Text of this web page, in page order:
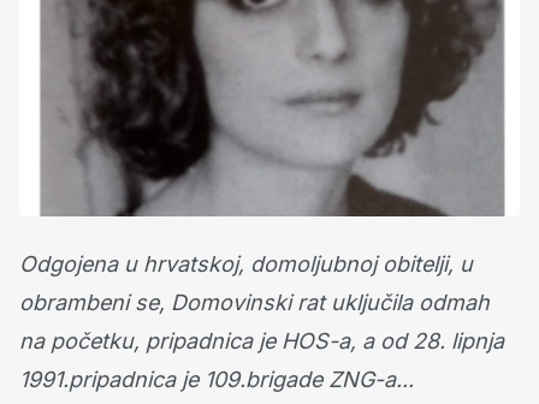
Odgojena u hrvatskoj, domoljubnoj obitelji, u
obrambeni se, Domovinski rat uključila odmah
na početku, pripadnica je HOS-a, a od 28. lipnja
1991.pripadnica je 109.brigade ZNG-a...